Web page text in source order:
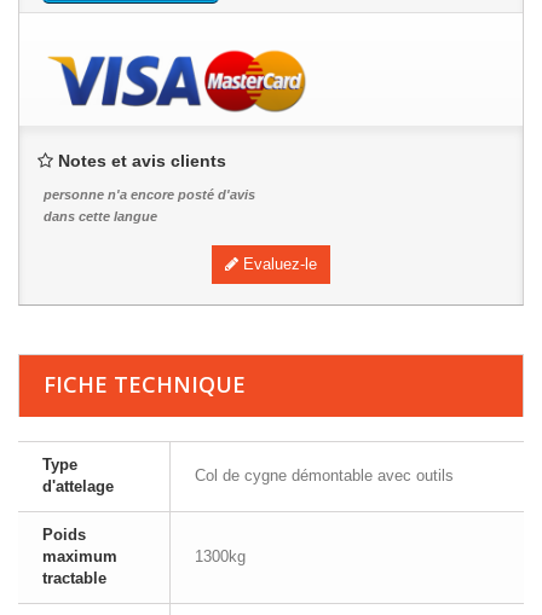
Notes et avis clients
personne n'a encore posté d'avis
dans cette langue
Evaluez-le
FICHE TECHNIQUE
Type
d'attelage
Col de cygne démontable avec outils
Poids
maximum
tractable
1300kg